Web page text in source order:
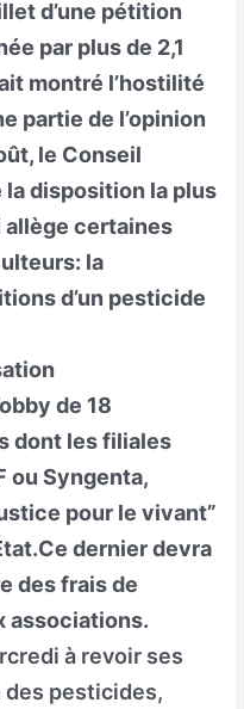
d’une pétition
par plus de 2,1
montré l’hostilité
partie de l’opinion
le Conseil
disposition la plus
certaines
la
d’un pesticide
de 18
dont les filiales
ou Syngenta,
pour le vivant”
dernier devra
des frais de
associations.
à revoir ses
des pesticides,